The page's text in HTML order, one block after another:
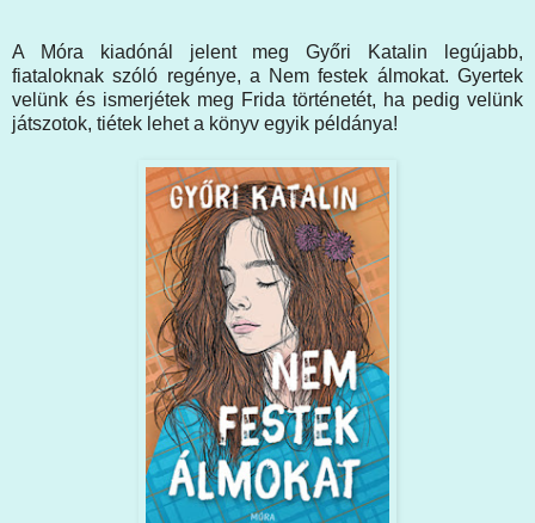
A Móra kiadónál jelent meg Győri Katalin legújabb,
fiataloknak szóló regénye, a Nem festek álmokat. Gyertek
velünk és ismerjétek meg Frida történetét, ha pedig velünk
játszotok, tiétek lehet a könyv egyik példánya!